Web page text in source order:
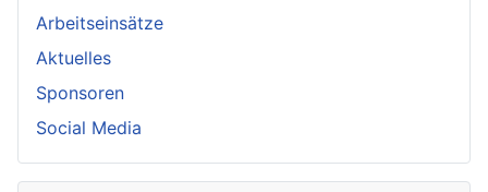
Arbeitseinsätze
Aktuelles
Sponsoren
Social Media